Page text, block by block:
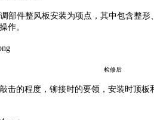
部件整风板安装为项点，其中包含整
作。
检修后
的程度，铆接时的要领，安装时顶板